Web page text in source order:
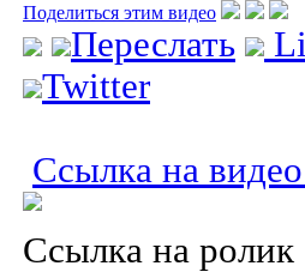
Поделиться этим видео
Переслать
Twitter
Ссылка на
Ссылка на ролик